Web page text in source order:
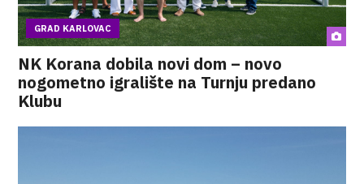
GRAD KARLOVAC
NK Korana dobila novi dom – novo
nogometno igralište na Turnju predano
Klubu